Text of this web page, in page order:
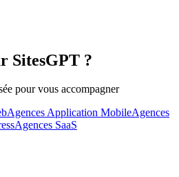
SitesGPT ?
pour vous accompagner
Agences Application MobileAgences
Agences SaaS